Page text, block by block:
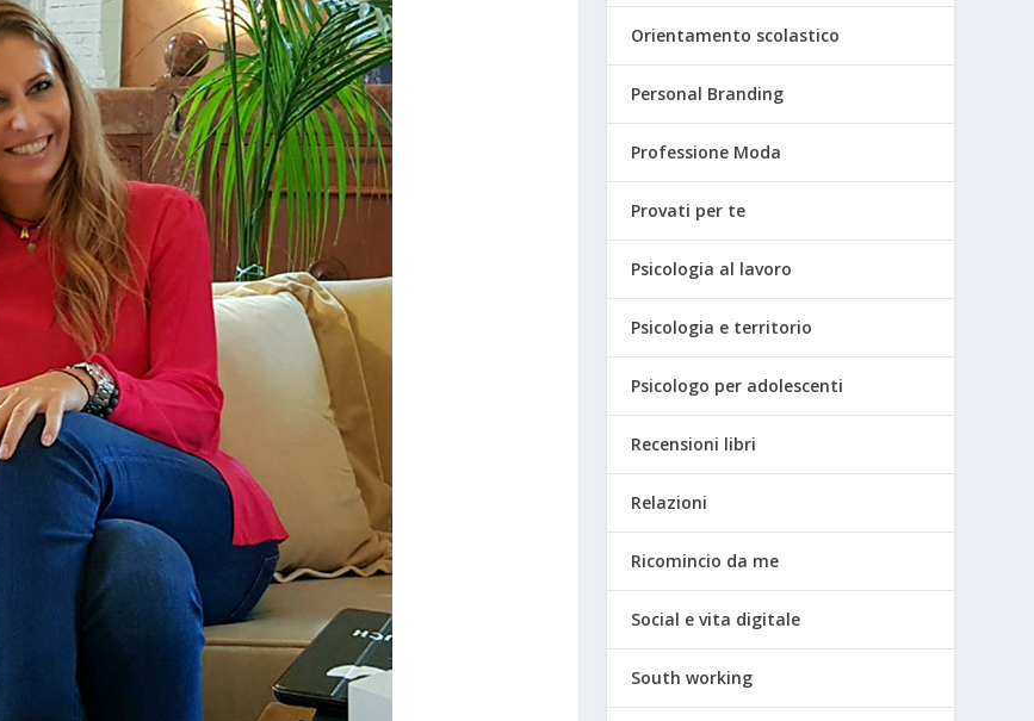
Orientamento scolastico
Personal Branding
Professione Moda
Provati per te
Psicologia al lavoro
Psicologia e territorio
Psicologo per adolescenti
Recensioni libri
Relazioni
Ricomincio da me
Social e vita digitale
South working